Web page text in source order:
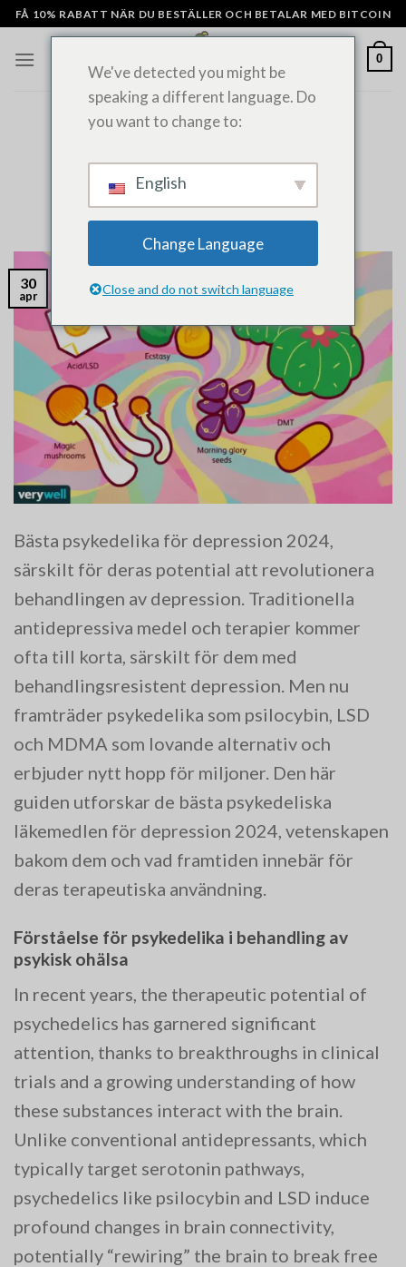
Hoppa
till
innehåll
FÅ 10% RABATT NÄR DU BESTÄLLER OCH BETALAR MED BITCOIN
0
ALLMÄNNA NYHETER
2024: En omfattande guide
PUBLICERAT PÅAPRIL 30, 2022AVADMIN
30
apr
Bästa psykedelika för depression 2024,
särskilt för deras potential att revolutionera
behandlingen av depression. Traditionella
antidepressiva medel och terapier kommer
ofta till korta, särskilt för dem med
behandlingsresistent depression. Men nu
framträder psykedelika som psilocybin, LSD
och MDMA som lovande alternativ och
erbjuder nytt hopp för miljoner. Den här
guiden utforskar de bästa psykedeliska
läkemedlen för depression 2024, vetenskapen
bakom dem och vad framtiden innebär för
deras terapeutiska användning.
Förståelse för psykedelika i behandling av
psykisk ohälsa
In recent years, the therapeutic potential of
psychedelics has garnered significant
attention, thanks to breakthroughs in clinical
trials and a growing understanding of how
these substances interact with the brain.
Unlike conventional antidepressants, which
typically target serotonin pathways,
psychedelics like psilocybin and LSD induce
profound changes in brain connectivity,
potentially “rewiring” the brain to break free
We've detected you might be
speaking a different language. Do
you want to change to:
English
Change Language
Close and do not switch language